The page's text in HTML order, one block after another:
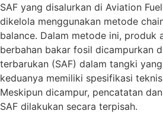
SAF yang disalurkan di Aviation
dikelola menggunakan metode
balance. Dalam metode ini, produk
berbahan bakar fosil dicampurkan
terbarukan (SAF) dalam tangki
keduanya memiliki spesifikasi
Meskipun dicampur, pencatatan
SAF dilakukan secara terpisah.